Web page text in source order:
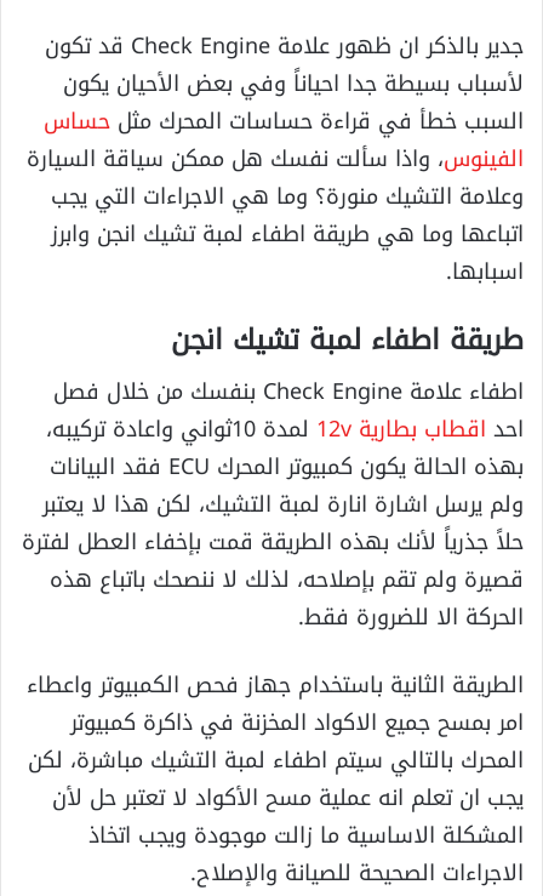
جدير بالذكر ان ظهور علامة Check Engine قد تكون
لأسباب بسيطة جدا احياناً وفي بعض الأحيان يكون
السبب خطأ في قراءة حساسات المحرك مثل حساس
الفينوس، واذا سألت نفسك هل ممكن سياقة السيارة
وعلامة التشيك منورة؟ وما هي الاجراءات التي يجب
اتباعها وما هي طريقة اطفاء لمبة تشيك انجن وابرز
اسبابها.
طريقة اطفاء لمبة تشيك انجن
اطفاء علامة Check Engine بنفسك من خلال فصل
احد اقطاب بطارية 12v
لمدة 10ثواني واعادة تركيبه،
بهذه الحالة يكون كمبيوتر المحرك ECU فقد البيانات
ولم يرسل اشارة انارة لمبة التشيك، لكن هذا لا يعتبر
حلاً جذرياً لأنك بهذه الطريقة قمت بإخفاء العطل لفترة
قصيرة ولم تقم بإصلاحه، لذلك لا ننصحك باتباع هذه
الحركة الا للضرورة فقط.
الطريقة الثانية باستخدام جهاز فحص الكمبيوتر واعطاء
امر بمسح جميع الاكواد المخزنة في ذاكرة كمبيوتر
المحرك بالتالي سيتم اطفاء لمبة التشيك مباشرة، لكن
يجب ان تعلم انه عملية مسح الأكواد لا تعتبر حل لأن
المشكلة الاساسية ما زالت موجودة ويجب اتخاذ
الاجراءات الصحيحة للصيانة والإصلاح.